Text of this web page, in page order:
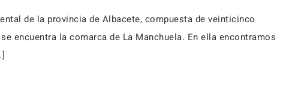
de la provincia de Albacete, compuesta de veinticinco
encuentra la comarca de La Manchuela. En ella encontramos